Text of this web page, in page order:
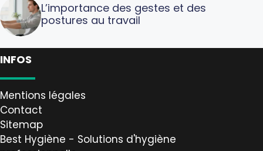
L’importance des gestes et des
postures au travail
INFOS
Mentions légales
Contact
Sitemap
Best Hygiène - Solutions d'hygiène